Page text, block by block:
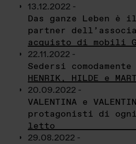
13.12.2022 -
Das ganze Leben è
partner
acquisto di mobili
22.11.2022 -
Sedersi comodamente
HENRIK, HILDE e
20.09.2022 -
VALENTINA e
protagonisti di ogni
letto
29.08.2022 -